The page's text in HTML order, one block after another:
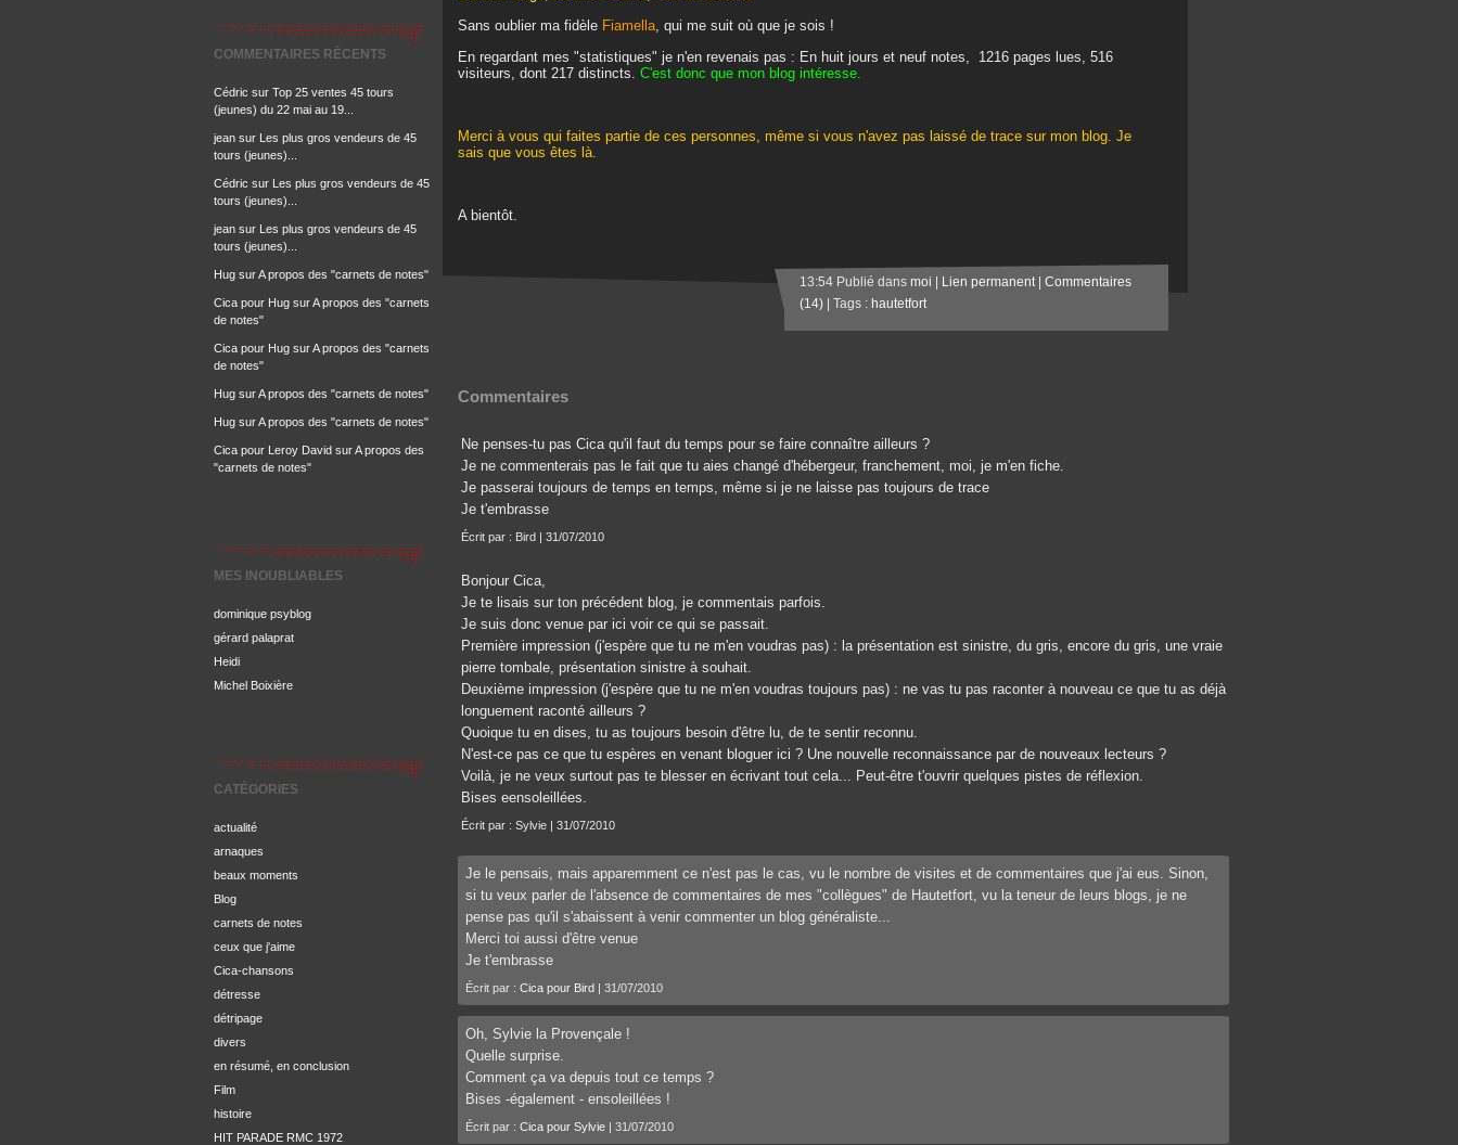
COMMENTAIRES RÉCENTS
Cédric sur Top 25 ventes 45 tours
(jeunes) du 22 mai au 19...
jean sur Les plus gros vendeurs de 45
tours (jeunes)...
Cédric sur Les plus gros vendeurs de 45
tours (jeunes)...
jean sur Les plus gros vendeurs de 45
tours (jeunes)...
Hug surA propos des "carnets de notes"
Cica pour Hug surA propos des "carnets
de notes"
Cica pour Hug surA propos des "carnets
de notes"
Hug surA propos des "carnets de notes"
Hug surA propos des "carnets de notes"
Cica pour Leroy David surA propos des
"carnets de notes"
MES INOUBLIABLES
dominique psyblog
gérard palaprat
Heidi
Michel Boixière
CATÉGORIES
actualité
arnaques
beaux moments
Blog
carnets de notes
ceux que j'aime
Cica-chansons
détresse
détripage
divers
en résumé, en conclusion
Film
histoire
HIT PARADE RMC 1972
Sans oublier ma fidèle Fiamella, qui me suit où que je sois !
En regardant mes "statistiques" je n'en revenais pas : En huit jours et neuf notes, 1216 pages lues, 516
visiteurs, dont 217 distincts. C'est donc que mon blog intéresse.
Merci à vous qui faites partie de ces personnes, même si vous n'avez pas laissé de trace sur mon blog. Je
sais que vous êtes là.
A bientôt.
13:54 Publié dans moi Lien permanent| Commentaires
(14) | Tags : hautetfort
Commentaires
Ne penses-tu pas Cica qu'il faut du temps pour se faire connaître ailleurs ?
Je ne commenterais pas le fait que tu aies changé d'hébergeur, franchement, moi, je m'en fiche.
Je passerai toujours de temps en temps, même si je ne laisse pas toujours de trace
Je t'embrasse
Écrit par : Bird | 31/07/2010
Bonjour Cica,
Je te lisais sur ton précédent blog, je commentais parfois.
Je suis donc venue par ici voir ce qui se passait.
Première impression (j'espère que tu ne m'en voudras pas) : la présentation est sinistre, du gris, encore du gris, une vraie
pierre tombale, présentation sinistre à souhait.
Deuxième impression (j'espère que tu ne m'en voudras toujours pas) : ne vas tu pas raconter à nouveau ce que tu as déjà
longuement raconté ailleurs ?
Quoique tu en dises, tu as toujours besoin d'être lu, de te sentir reconnu.
N'est-ce pas ce que tu espères en venant bloguer ici ? Une nouvelle reconnaissance par de nouveaux lecteurs ?
Voilà, je ne veux surtout pas te blesser en écrivant tout cela... Peut-être t'ouvrir quelques pistes de réflexion.
Bises eensoleillées.
Écrit par : Sylvie | 31/07/2010
Je le pensais, mais apparemment ce n'est pas le cas, vu le nombre de visites et de commentaires que j'ai eus. Sinon,
si tu veux parler de l'absence de commentaires de mes "collègues" de Hautetfort, vu la teneur de leurs blogs, je ne
pense pas qu'il s'abaissent à venir commenter un blog généraliste...
Merci toi aussi d'être venue
Je t'embrasse
Écrit par : Cica pour Bird | 31/07/2010
Oh, Sylvie la Provençale !
Quelle surprise.
Comment ça va depuis tout ce temps ?
Bises -également - ensoleillées !
Écrit par : Cica pour Sylvie | 31/07/2010